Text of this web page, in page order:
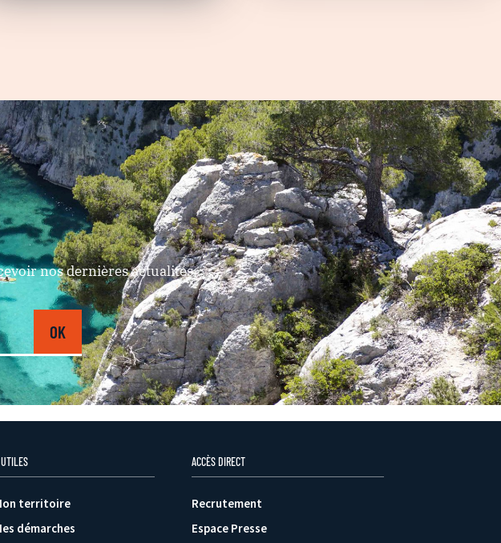
nos dernières actualités
territoire
démarches
ACCÈS DIRECT
Recrutement
Espace Presse